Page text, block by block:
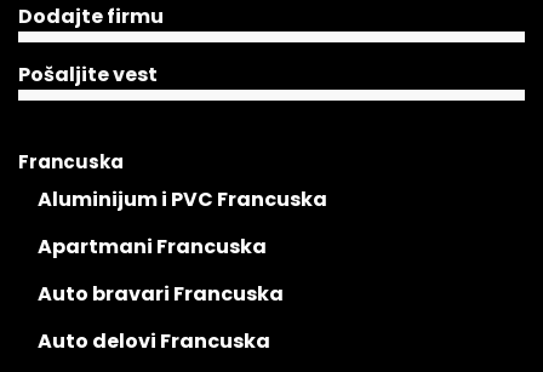
Dodajte firmu
Pošaljite vest
Francuska
Aluminijum i PVC Francuska
Apartmani Francuska
Auto bravari Francuska
Auto delovi Francuska